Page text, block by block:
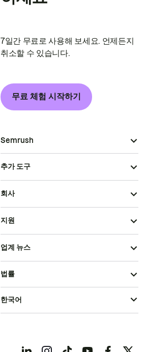
7일간 무료로 사용해 보세요. 언제든지
취소할 수 있습니다.
무료 체험 시작하기
Semrush
추가 도구
회사
지원
업계 뉴스
법률
한국어